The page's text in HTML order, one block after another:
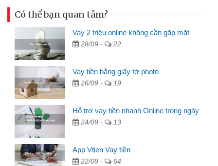
Có thể bạn quan tâm?
Vay 2 triệu online không cần gặp mặt
28/09 - 22
Vay tiền bằng giấy tờ photo
26/09 - 19
Hỗ trợ vay tiền nhanh Online trong ngày
24/09 - 13
App Vtien Vay tiền
22/09 - 64